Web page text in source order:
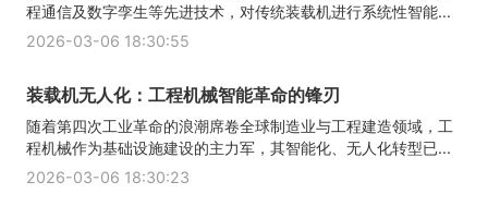
程通信及数字孪生等先进技术，对传统装载机进行系统性智能...
2026-03-06 18:30:55
装载机无人化：工程机械智能革命的锋刃
随着第四次工业革命的浪潮席卷全球制造业与工程建造领域，工
程机械作为基础设施建设的主力军，其智能化、无人化转型已...
2026-03-06 18:30:23